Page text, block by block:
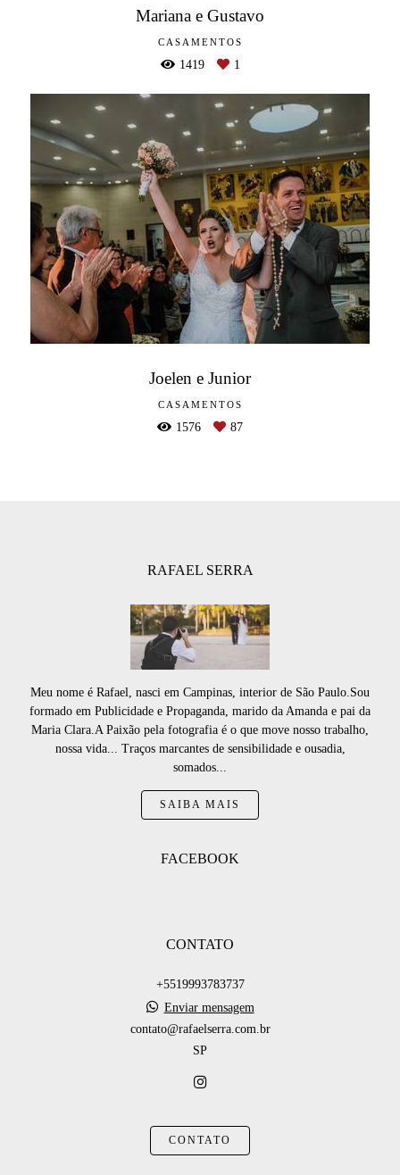
Mariana e Gustavo
CASAMENTOS
1419 1
Joelen e Junior
CASAMENTOS
1576 87
RAFAEL SERRA
Meu nome é Rafael, nasci em Campinas, interior de São Paulo.Sou
formado em Publicidade e Propaganda, marido da Amanda e pai da
Maria Clara.A Paixão pela fotografia é o que move nosso trabalho,
nossa vida... Traços marcantes de sensibilidade e ousadia,
somados...
SAIBA MAIS
FACEBOOK
CONTATO
+5519993783737
Enviar mensagem
contato@rafaelserra.com.br
SP
CONTATO